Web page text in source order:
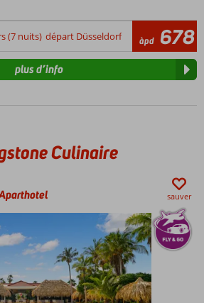
(7 nuits) départ Düsseldorf àpd 678
plus d’info
Culinaire
sauver